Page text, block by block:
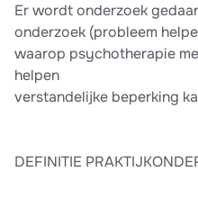
Er wordt onderzoek
onderzoek (probleem
waarop psychotherapie
helpen
verstandelijke beperking
DEFINITIE